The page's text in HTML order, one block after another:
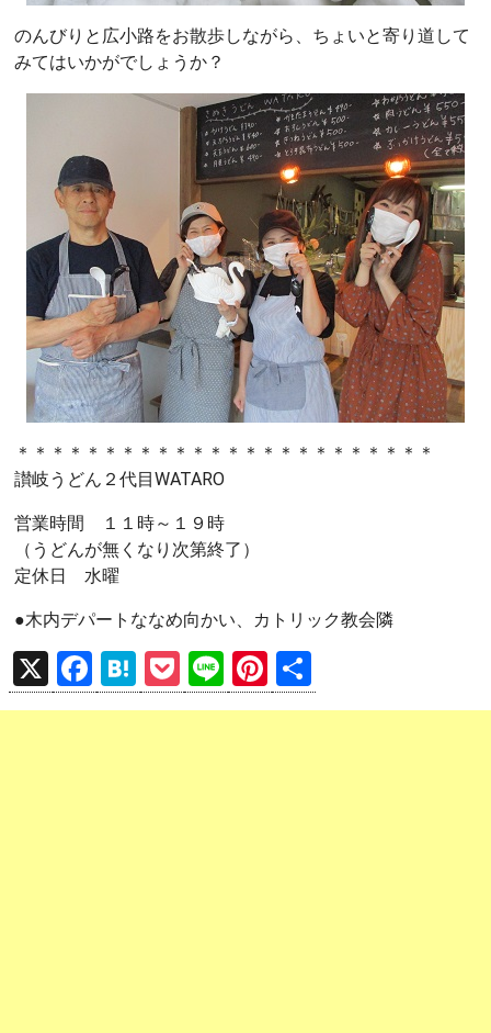
のんびりと広小路をお散歩しながら、ちょいと寄り道して
みてはいかがでしょうか？
＊＊＊＊＊＊＊＊＊＊＊＊＊＊＊＊＊＊＊＊＊＊＊＊
讃岐うどん２代目WATARO
営業時間 １１時～１９時
（うどんが無くなり次第終了）
定休日 水曜
●木内デパートななめ向かい、カトリック教会隣
X
F
a
H
at
P
o
Li
n
Pi
nt 有